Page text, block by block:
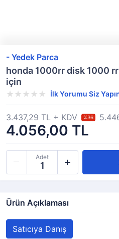
- Yedek Parca
honda 1000rr disk 1000
için
İlk Yorumu Siz
4.056,00 TL
3.437,29 TL + KDV %36
Adet
Ürün Açıklaması
Satıcıya Danış